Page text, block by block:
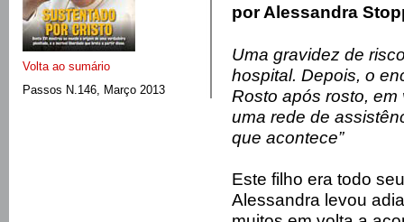
Volta ao sumário
Passos N.146, Março 2013
por Alessandra
Uma gravidez de
hospital. Depois, o
Rosto após rosto,
uma rede de
que acontece”
Este filho era todo
Alessandra levou